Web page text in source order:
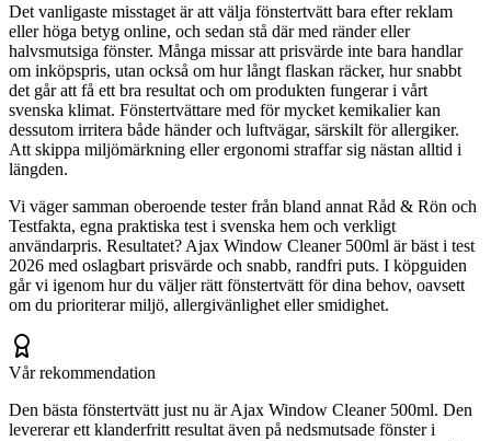
Det vanligaste misstaget är att välja fönstertvätt bara efter reklam
eller höga betyg online, och sedan stå där med ränder eller
halvsmutsiga fönster. Många missar att prisvärde inte bara handlar
om inköpspris, utan också om hur långt flaskan räcker, hur snabbt
det går att få ett bra resultat och om produkten fungerar i vårt
svenska klimat. Fönstertvättare med för mycket kemikalier kan
dessutom irritera både händer och luftvägar, särskilt för allergiker.
Att skippa miljömärkning eller ergonomi straffar sig nästan alltid i
längden.
Vi väger samman oberoende tester från bland annat Råd & Rön och
Testfakta, egna praktiska test i svenska hem och verkligt
användarpris. Resultatet? Ajax Window Cleaner 500ml är bäst i test
2026 med oslagbart prisvärde och snabb, randfri puts. I köpguiden
går vi igenom hur du väljer rätt fönstertvätt för dina behov, oavsett
om du prioriterar miljö, allergivänlighet eller smidighet.
Vår rekommendation
Den bästa fönstertvätt just nu är Ajax Window Cleaner 500ml. Den
levererar ett klanderfritt resultat även på nedsmutsade fönster i